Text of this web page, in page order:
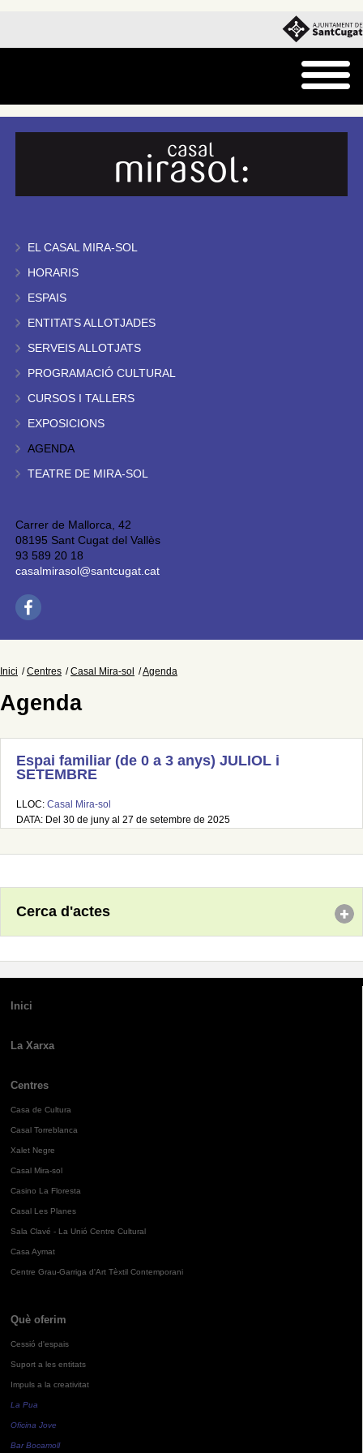
EL CASAL MIRA-SOL
HORARIS
ESPAIS
ENTITATS ALLOTJADES
SERVEIS ALLOTJATS
PROGRAMACIÓ CULTURAL
CURSOS I TALLERS
EXPOSICIONS
AGENDA
TEATRE DE MIRA-SOL
Carrer de Mallorca, 42
08195 Sant Cugat del Vallès
93 589 20 18
casalmirasol@santcugat.cat
Inici Centres Casal Mira-sol Agenda
Agenda
Espai familiar (de 0 a 3 anys) JULIOL i
SETEMBRE
LLOC: Casal Mira-sol
DATA: Del 30 de juny al 27 de setembre de 2025
Cerca d'actes
Inici
La Xarxa
Centres
Casa de Cultura
Casal Torreblanca
Xalet Negre
Casal Mira-sol
Casino La Floresta
Casal Les Planes
Sala Clavé - La Unió Centre Cultural
Casa Aymat
Centre Grau-Garriga d'Art Tèxtil Contemporani
Què oferim
Cessió d'espais
Suport a les entitats
Impuls a la creativitat
La Pua
Oficina Jove
Bar Bocamoll